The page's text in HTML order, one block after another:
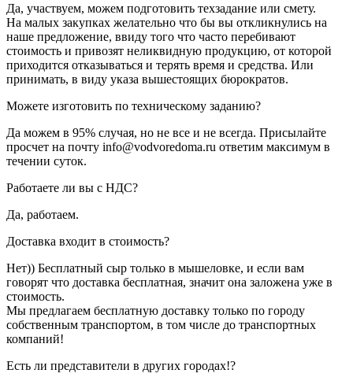
Да, участвуем, можем подготовить техзадание или смету.
На малых закупках желательно что бы вы откликнулись на
наше предложение, ввиду того что часто перебивают
стоимость и привозят неликвидную продукцию, от которой
приходится отказываться и терять время и средства. Или
принимать, в виду указа вышестоящих бюрократов.
Можете изготовить по техническому заданию?
Да можем в 95% случая, но не все и не всегда. Присылайте
просчет на почту info@vodvoredoma.ru ответим максимум в
течении суток.
Работаете ли вы с НДС?
Да, работаем.
Доставка входит в стоимость?
Нет)) Бесплатный сыр только в мышеловке, и если вам
говорят что доставка бесплатная, значит она заложена уже в
стоимость.
Мы предлагаем бесплатную доставку только по городу
собственным транспортом, в том числе до транспортных
компаний!
Есть ли представители в других городах!?